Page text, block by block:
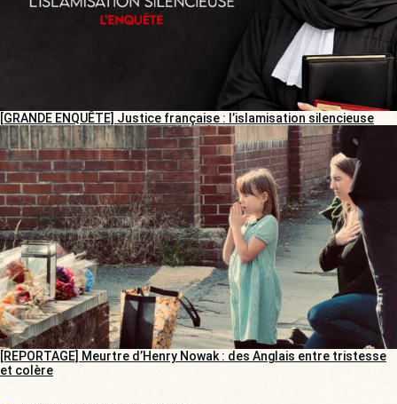
[GRANDE ENQUÊTE] Justice française : l’islamisation silencieuse
[REPORTAGE] Meurtre d’Henry Nowak : des Anglais entre tristesse
et colère